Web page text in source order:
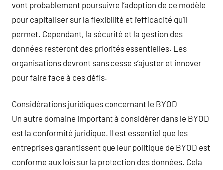
vont probablement poursuivre l’adoption de ce modèle
pour capitaliser sur la flexibilité et l’efficacité qu’il
permet. Cependant, la sécurité et la gestion des
données resteront des priorités essentielles. Les
organisations devront sans cesse s’ajuster et innover
pour faire face à ces défis.
Considérations juridiques concernant le BYOD
Un autre domaine important à considérer dans le BYOD
est la conformité juridique. Il est essentiel que les
entreprises garantissent que leur politique de BYOD est
conforme aux lois sur la protection des données. Cela